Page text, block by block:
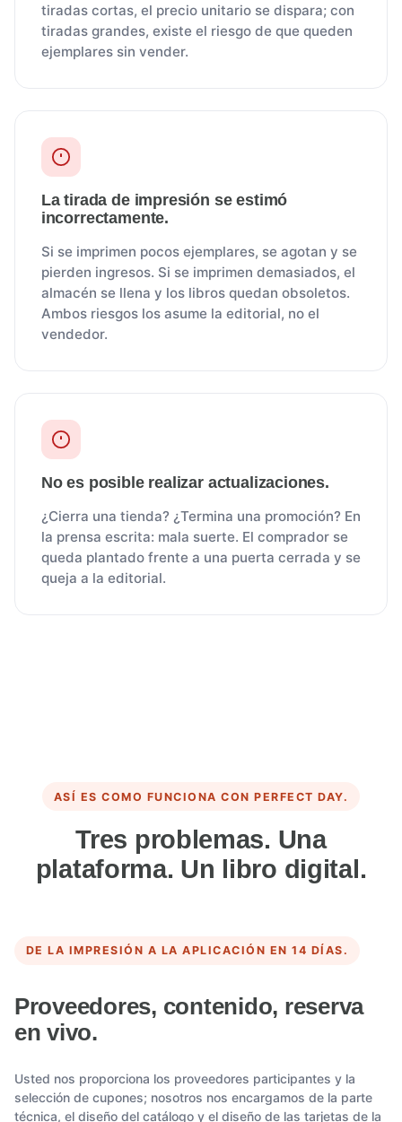
tiradas cortas, el precio unitario se dispara; con
tiradas grandes, existe el riesgo de que queden
ejemplares sin vender.
La tirada de impresión se estimó
incorrectamente.
Si se imprimen pocos ejemplares, se agotan y se
pierden ingresos. Si se imprimen demasiados, el
almacén se llena y los libros quedan obsoletos.
Ambos riesgos los asume la editorial, no el
vendedor.
No es posible realizar actualizaciones.
¿Cierra una tienda? ¿Termina una promoción? En
la prensa escrita: mala suerte. El comprador se
queda plantado frente a una puerta cerrada y se
queja a la editorial.
ASÍ ES COMO FUNCIONA CON PERFECT DAY.
Tres problemas. Una
plataforma. Un libro digital.
DE LA IMPRESIÓN A LA APLICACIÓN EN 14 DÍAS.
Proveedores, contenido, reserva
en vivo.
Usted nos proporciona los proveedores participantes y la
selección de cupones; nosotros nos encargamos de la parte
técnica, el diseño del catálogo y el diseño de las tarjetas de la